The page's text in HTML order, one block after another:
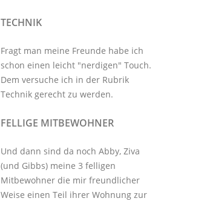
TECHNIK
Fragt man meine Freunde habe ich
schon einen leicht "nerdigen" Touch.
Dem versuche ich in der Rubrik
Technikgerecht zu werden.
FELLIGE MITBEWOHNER
Und dann sind da noch Abby, Ziva
(und Gibbs) meine 3 felligen
Mitbewohnerdie mir freundlicher
Weise einen Teil ihrer Wohnung zur